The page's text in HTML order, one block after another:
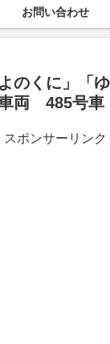
お問い合わせ
のくに」「
両 485号車
スポンサーリンク